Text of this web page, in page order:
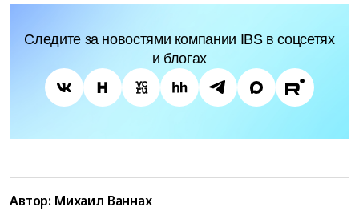
Следите за новостями компании IBS в соцсетях
и блогах
Автор: Михаил Ваннах